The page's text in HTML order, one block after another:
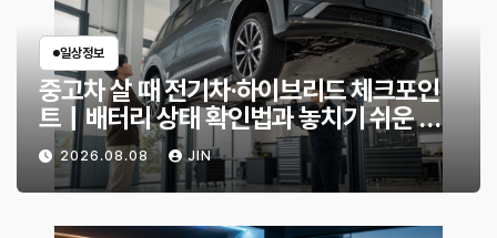
일상정보
중고차 살 때 전기차·하이브리드 체크포인
트｜배터리 상태 확인법과 놓치기 쉬운 위
험 신호
2026.08.08 JIN